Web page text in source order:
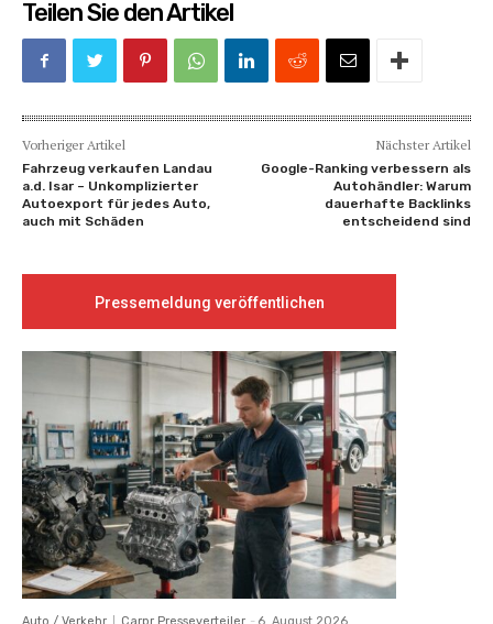
Teilen Sie den Artikel
Vorheriger Artikel
Fahrzeug verkaufen Landau
a.d. Isar – Unkomplizierter
Autoexport für jedes Auto,
auch mit Schäden
Nächster Artikel
Google-Ranking verbessern als
Autohändler: Warum
dauerhafte Backlinks
entscheidend sind
Pressemeldung veröffentlichen
Auto / Verkehr Carpr Presseverteiler - 6. August 2026